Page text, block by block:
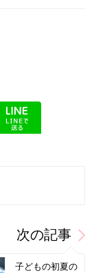
次の記事
子どもの初夏の